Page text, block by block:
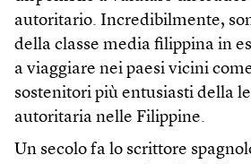
autoritario. Incredibilmente,
della classe media filippina in
a viaggiare nei paesi vicini
sostenitori più entusiasti della
autoritaria nelle Filippine.
Un secolo fa lo scrittore